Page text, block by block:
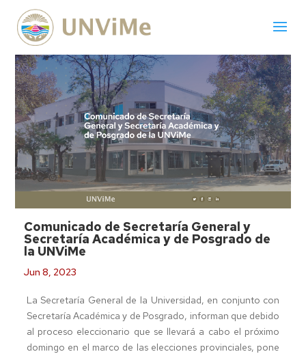
Comunicado de Secretaría General y
Secretaría Académica y de Posgrado de
la UNViMe
Jun 8, 2023
La Secretaría General de la Universidad, en conjunto con
Secretaría Académica y de Posgrado, informan que debido
al proceso eleccionario que se llevará a cabo el próximo
domingo en el marco de las elecciones provinciales, pone